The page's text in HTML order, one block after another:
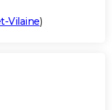
Vilaine)